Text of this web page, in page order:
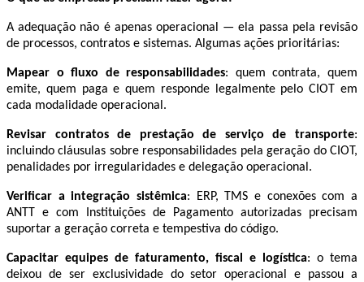
A adequação não é apenas operacional — ela passa pela revisão
de processos, contratos e sistemas. Algumas ações prioritárias:
Mapear o fluxo de responsabilidades: quem contrata, quem
emite, quem paga e quem responde legalmente pelo CIOT em
cada modalidade operacional.
Revisar contratos de prestação de serviço de transporte:
incluindo cláusulas sobre responsabilidades pela geração do CIOT,
penalidades por irregularidades e delegação operacional.
Verificar a integração sistêmica: ERP, TMS e conexões com a
ANTT e com Instituições de Pagamento autorizadas precisam
suportar a geração correta e tempestiva do código.
Capacitar equipes de faturamento, fiscal e logística: o tema
deixou de ser exclusividade do setor operacional e passou a